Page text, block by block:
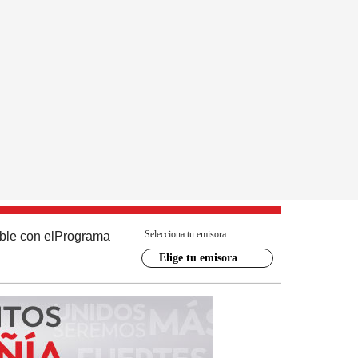
con el Programa Selecciona tu emisora
Elige tu emisora